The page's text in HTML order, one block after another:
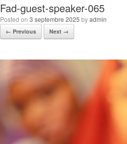
Fad-guest-speaker-065
Posted on 3 septembre 2025 byadmin
← Previous Next →